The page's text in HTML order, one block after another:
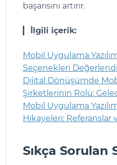
başarısını artırır.
İlgili içerik:
Mobil Uygulama
Seçenekleri
Dijital Dönüşümde
Şirketlerinin Rolü:
Mobil Uygulama
Hikayeleri: Referanslar
Sıkça Sorulan